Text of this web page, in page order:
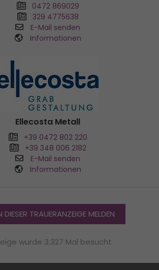
0472 869029
329 4775638
E-Mail senden
Informationen
Ellecosta Metall
+39 0472 802 220
+39 348 006 2182
E-Mail senden
Informationen
DIESER TRAUERANZEIGE MELDEN
wurde 3.327 Mal besucht